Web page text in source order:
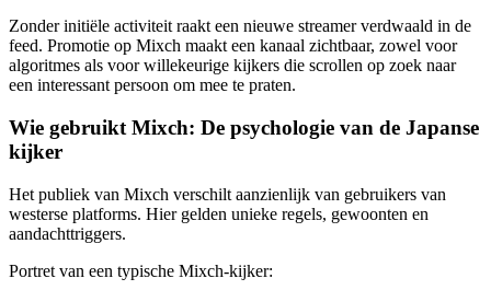
Zonder initiële activiteit raakt een nieuwe streamer verdwaald in de
feed. Promotie op Mixch maakt een kanaal zichtbaar, zowel voor
algoritmes als voor willekeurige kijkers die scrollen op zoek naar
een interessant persoon om mee te praten.
Wie gebruikt Mixch: De psychologie van de Japanse
kijker
Het publiek van Mixch verschilt aanzienlijk van gebruikers van
westerse platforms. Hier gelden unieke regels, gewoonten en
aandachttriggers.
Portret van een typische Mixch-kijker: